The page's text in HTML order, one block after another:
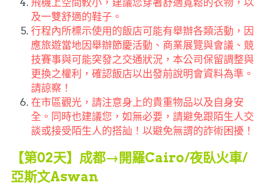
及一雙舒適的鞋子。
行程內所標示使用的飯店可能有舉辦各類活動，因
應旅遊當地因舉辦節慶活動、商業展覽與會議、競
技賽事與可能突發之交通狀況，本公司保留調整與
更換之權利，確認飯店以出發前說明會資料為準。
請諒察！
在市區觀光，請注意身上的貴重物品以及自身安
全。同時也建議您，如無必要，請避免跟陌生人交
談或接受陌生人的搭訕！以避免無謂的詐術困擾！
【第02天】成都→開羅Cairo/夜臥火車/
亞斯文Aswan